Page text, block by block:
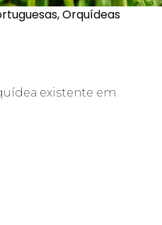
,Orquídeas
existente em